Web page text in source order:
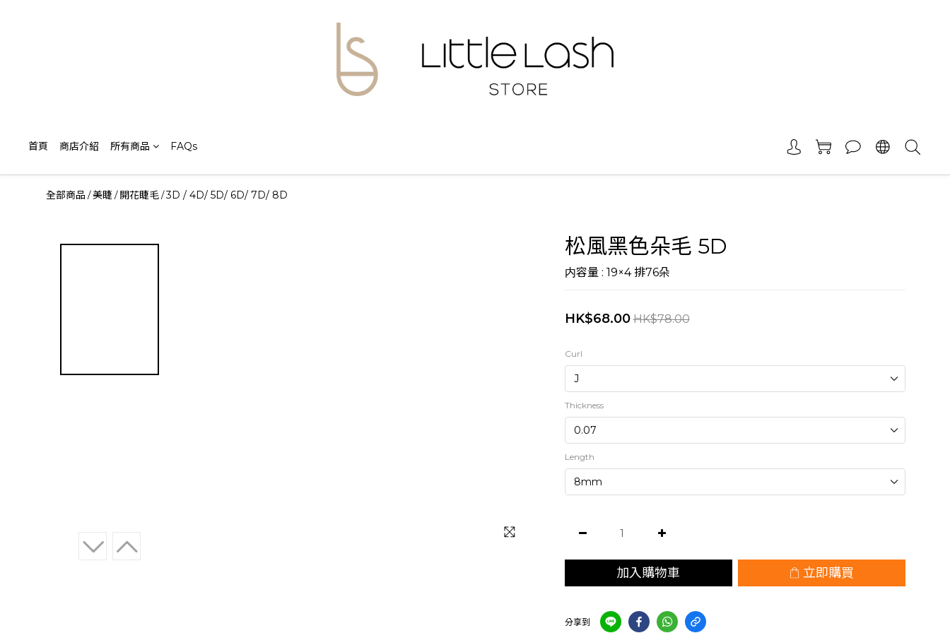
首頁 商店介紹 所有商品 FAQs
全部商品 /美睫/開花睫毛/3D / 4D/ 5D/ 6D/ 7D/ 8D
松風黑色朵毛 5D
内容量 : 19×4 排76朵
HK$68.00 HK$78.00
Curl
Thickness
Length
加入購物車 立即購買
分享到